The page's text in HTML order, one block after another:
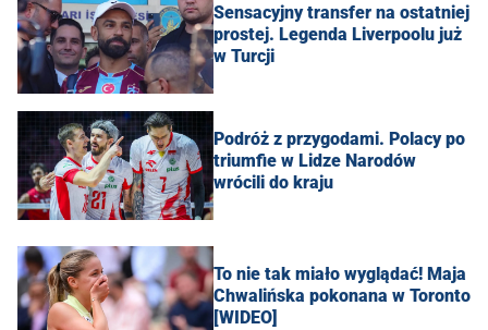
Sensacyjny transfer na ostatniej
prostej. Legenda Liverpoolu już
w Turcji
Podróż z przygodami. Polacy po
triumfie w Lidze Narodów
wrócili do kraju
To nie tak miało wyglądać! Maja
Chwalińska pokonana w Toronto
[WIDEO]